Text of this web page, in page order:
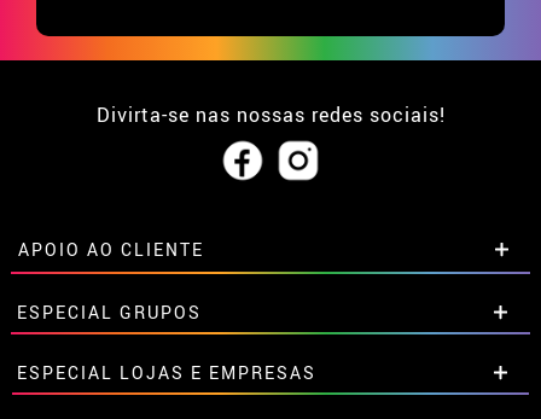
Divirta-se nas nossas redes sociais!
APOIO AO CLIENTE
• Sobre nós
• Condições de venda
• Aviso legal ePrivacidade
• Atendimento ao cliente
ESPECIAL GRUPOS
Descontos especiais para grupos.
Entre em contato connosco aqui
ESPECIAL LOJAS E EMPRESAS